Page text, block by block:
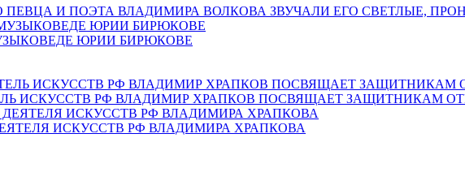
И ПОЭТА ВЛАДИМИРА ВОЛКОВА ЗВУЧАЛИ ЕГО СВЕТЛЫЕ,
ЮРИИ БИРЮКОВЕ
ИСКУССТВ РФ ВЛАДИМИР ХРАПКОВ ПОСВЯЩАЕТ ЗАЩИТНИКАМ
ИСКУССТВ РФ ВЛАДИМИРА ХРАПКОВА